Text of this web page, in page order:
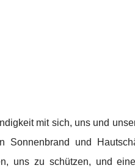
mit sich, uns und
Sonnenbrand und
uns zu schützen, und